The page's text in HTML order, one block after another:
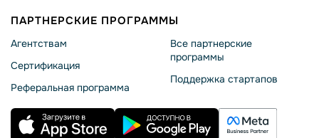
ПАРТНЕРСКИЕ ПРОГРАММЫ
Агентствам
Сертификация
Реферальная программа
Все партнерские
программы
Поддержка стартапов